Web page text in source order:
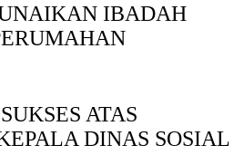
IBADAH
ATAS
DINAS SOSIAL